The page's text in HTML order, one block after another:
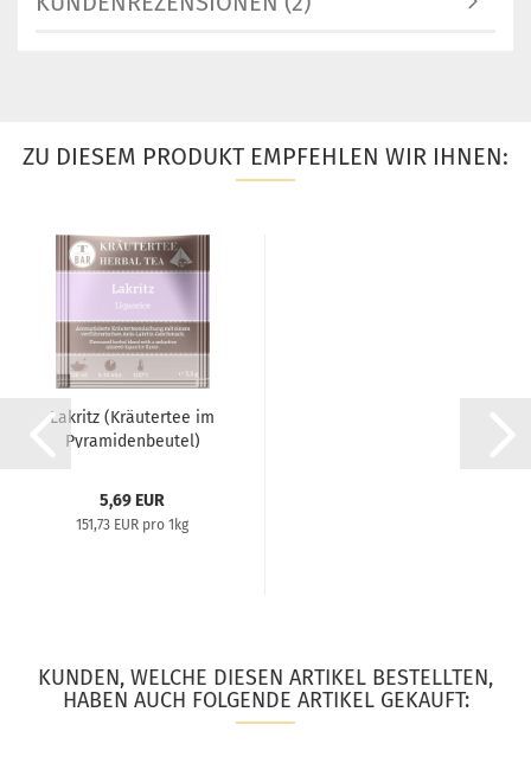
ZU DIESEM PRODUKT EMPFEHLEN WIR IHNEN:
Lakritz (Kräutertee im
Pyramidenbeutel)
5,69 EUR
151,73 EUR pro 1kg
KUNDEN, WELCHE DIESEN ARTIKEL BESTELLTEN,
HABEN AUCH FOLGENDE ARTIKEL GEKAUFT: